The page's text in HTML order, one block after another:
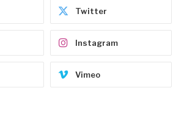
Twitter
Instagram
Vimeo